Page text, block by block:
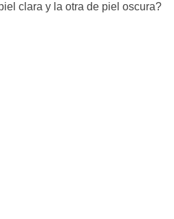
clara y la otra de piel oscura?